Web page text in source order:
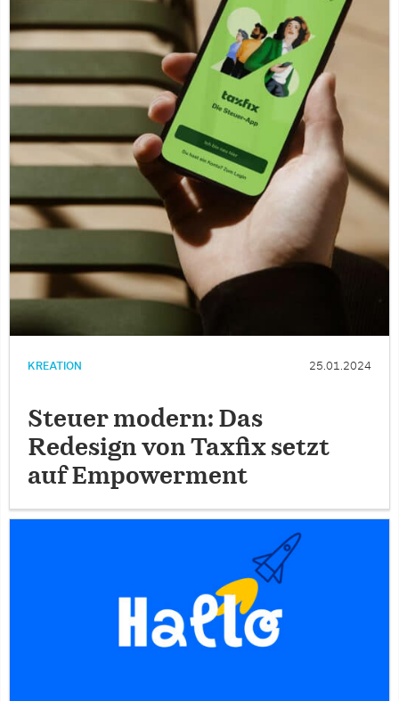
KREATION 25.01.2024
Steuer modern: Das
Redesign von Taxfix setzt
auf Empowerment